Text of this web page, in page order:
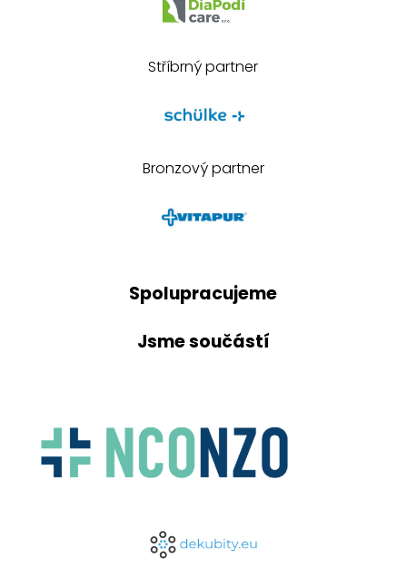
Stříbrný partner
Bronzový partner
Spolupracujeme
Jsme součástí